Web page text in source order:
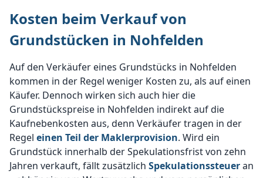
Kosten beim Verkauf von
Grundstücken in Nohfelden
Auf den Verkäufer eines Grundstücks in Nohfelden
kommen in der Regel weniger Kosten zu, als auf einen
Käufer. Dennoch wirken sich auch hier die
Grundstückspreise in Nohfelden indirekt auf die
Kaufnebenkosten aus, denn Verkäufer tragen in der
Regel einen Teil der Maklerprovision. Wird ein
Grundstück innerhalb der Spekulationsfrist von zehn
Jahren verkauft, fällt zusätzlich Spekulationssteueran